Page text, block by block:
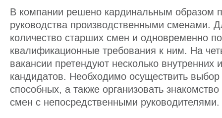
В компании решено кардинальным образом
руководства производственными сменами.
количество старших смен и одновременно
квалификационные требования к ним. На
вакансии претендуют несколько внутренних
кандидатов. Необходимо осуществить
способных, а также организовать
смен с непосредственными руководителями.